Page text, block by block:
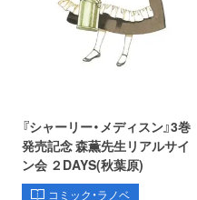
『シャーリー・メディスン』3巻
発売記念 森薫先生リアルサイ
ン会 ２DAYS(秋葉原)
コミック・ラノベ